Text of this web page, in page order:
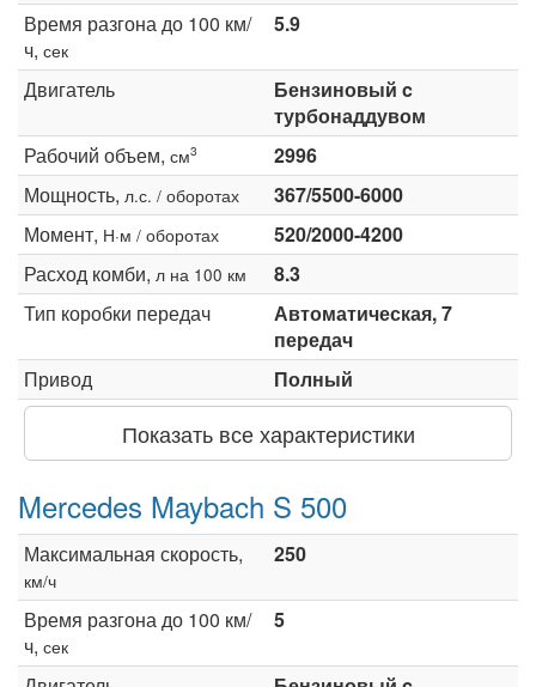
Время разгона до 100 км/
ч, сек
5.9
Двигатель
Бензиновый c
турбонаддувом
Рабочий объем, см3
2996
Мощность, л.с. / оборотах
367/5500-6000
Момент, Н·м / оборотах
520/2000-4200
Расход комби, л на 100 км
8.3
Тип коробки передач
Автоматическая, 7
передач
Привод
Полный
Показать все характеристики
Mercedes Maybach S 500
Максимальная скорость,
км/ч
250
Время разгона до 100 км/
ч, сек
5